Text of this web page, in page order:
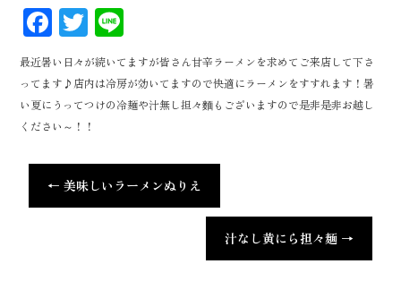
F
ac
eb
oo
k
T
wi
tt
er
n
e
最近暑い日々が続いてますが皆さん甘辛ラーメンを求めてご来店して下さ
ってます♪店内は冷房が効いてますので快適にラーメンをすすれます！暑
い夏にうってつけの冷麺や汁無し担々麵もございますので是非是非お越し
ください～！！
← 美味しいラーメンぬりえ
汁なし黄にら担々麺 →